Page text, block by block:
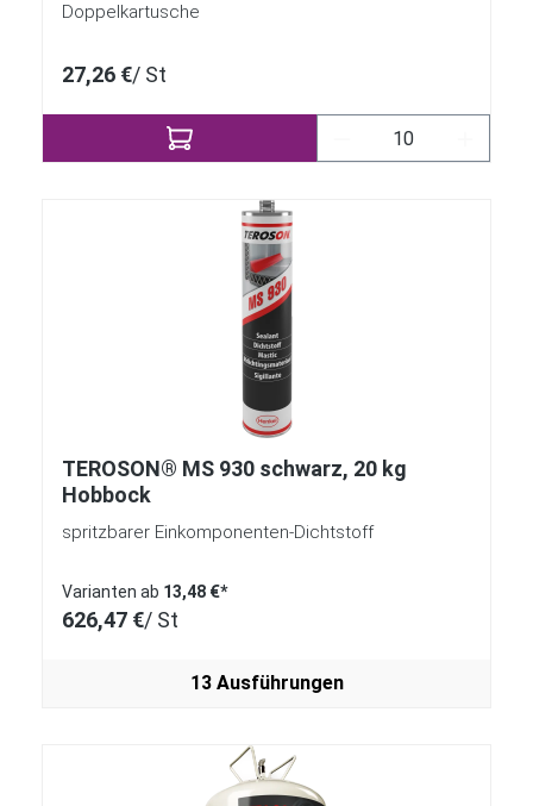
Doppelkartusche
27,26 €/ St
Produkt Anzahl:
TEROSON® MS 930 schwarz, 20 kg
Hobbock
spritzbarer Einkomponenten-Dichtstoff
Varianten ab 13,48 €*
626,47 €/ St
13 Ausführungen